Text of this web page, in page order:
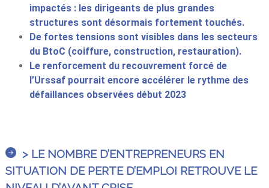
impactés : les dirigeants de plus grandes
structures sont désormais fortement touchés.
De fortestensions sont visibles dans les secteurs
du BtoC (coiffure, construction, restauration).
Le renforcement du recouvrement forcé de
l’Urssaf pourrait encore accélérer le rythme des
défaillances observées début 2023
> LE NOMBRE D’ENTREPRENEURS EN
SITUATION DE PERTE D’EMPLOI RETROUVE LE